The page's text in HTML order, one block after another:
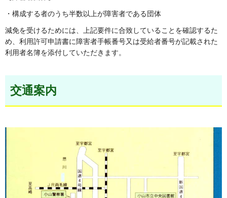
・構成する者のうち半数以上が障害者である団体
減免を受けるためには、上記要件に合致していることを確認するた
め、利用許可申請書に障害者手帳番号又は受給者番号が記載された
利用者名簿を添付していただきます。
交通案内